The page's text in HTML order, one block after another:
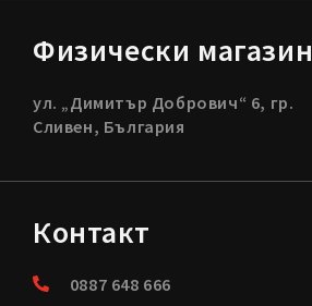
Физически магазин
ул. „Димитър Добрович“ 6, гр.
Сливен, България
Контакт
0887 648 666